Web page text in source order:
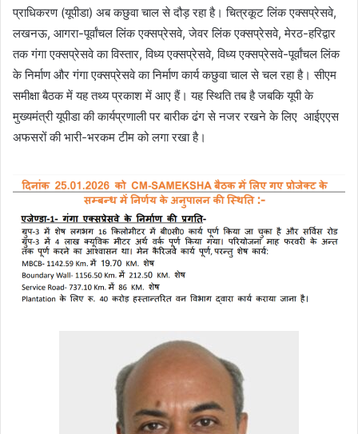
प्राधिकरण (यूपीडा) अब कछुवा चाल से दौड़ रहा है। चित्रकूट लिंक एक्सप्रेसवे,
लखनऊ, आगरा-पूर्वांचल लिंक एक्सप्रेसवे, जेवर लिंक एक्सप्रेसवे, मेरठ-हरिद्वार
तक गंगा एक्सप्रेसवे का विस्तार, विध्य एक्सप्रेसवे, विध्य एक्सप्रेसवे-पूर्वांचल लिंक
के निर्माण और गंगा एक्सप्रेसवे का निर्माण कार्य कछुवा चाल से चल रहा है। सीएम
समीक्षा बैठक में यह तथ्य प्रकाश में आए हैं। यह स्थिति तब है जबकि यूपी के
मुख्यमंत्री यूपीडा की कार्यप्रणाली पर बारीक ढंग से नजर रखने के लिए आईएएस
अफसरों की भारी-भरकम टीम को लगा रखा है।